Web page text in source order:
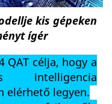
kis gépeken
ígér
QAT célja, hogy a
intelligencia
elérhető legyen.